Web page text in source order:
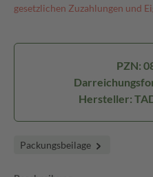
gesetzlichen Zuzahlungen und
PZN:
Hersteller:
Packungsbeilage